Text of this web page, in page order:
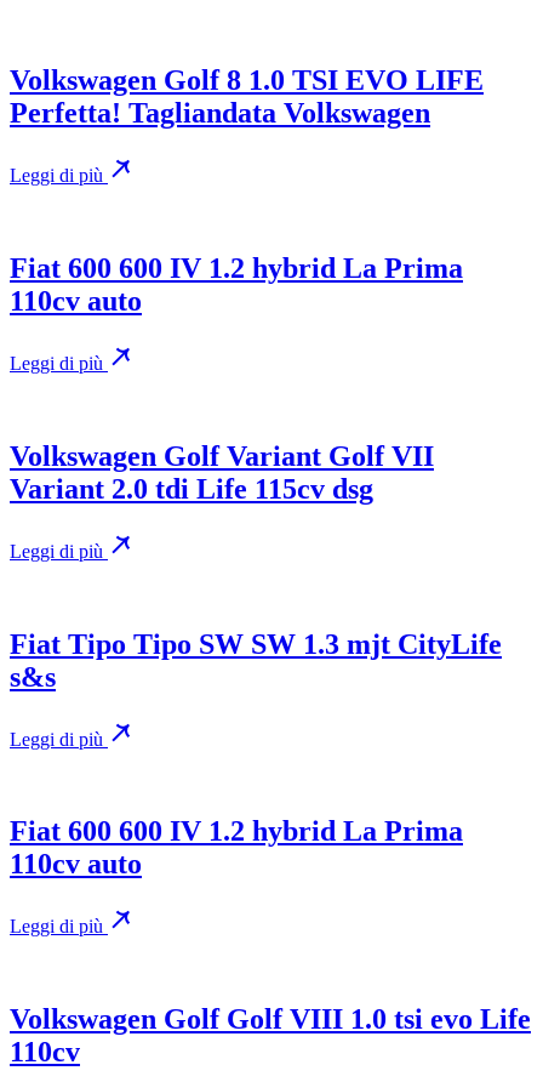
Volkswagen Golf 8 1.0 TSI EVO LIFE
Perfetta! Tagliandata Volkswagen
Leggi di più
Fiat 600 600 IV 1.2 hybrid La Prima
110cv auto
Leggi di più
Volkswagen Golf Variant Golf VII
Variant 2.0 tdi Life 115cv dsg
Leggi di più
Fiat Tipo Tipo SW SW 1.3 mjt CityLife
s&s
Leggi di più
Fiat 600 600 IV 1.2 hybrid La Prima
110cv auto
Leggi di più
Volkswagen Golf Golf VIII 1.0 tsi evo Life
110cv